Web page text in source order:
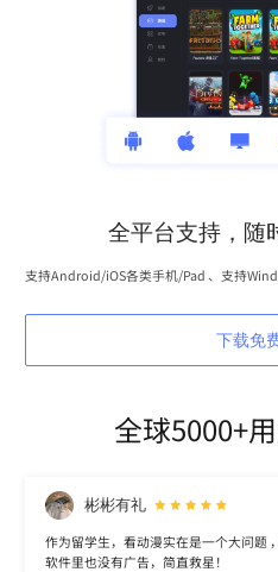
全平台支持，随
支持Android/iOS各类手机/Pad 、支持
下载免
全球5000+
彬彬有礼
作为留学生，看动漫实在是一个大问题
软件里也没有广告，简直救星！